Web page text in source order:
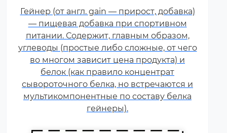
Гейнер (от англ. gain — прирост, добавка)
— пищевая добавка при спортивном
питании. Содержит, главным образом,
углеводы (простые либо сложные, от чего
во многом зависит цена продукта) и
белок (как правило концентрат
сывороточного белка, но встречаются и
мультикомпонентные по составу белка
гейнеры).
Креатин – спортивная добавка,
используемая в силовых видах
спорта, фитнесе, а также видах
спорта связанных с
динамической нагрузкой или
силовой выносливостью. Это
кислота, синтезируемая в
организме человека в
скелетных мышцах.